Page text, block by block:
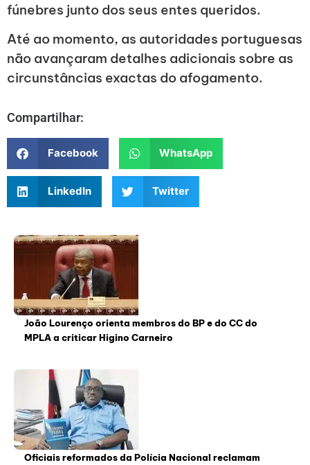
fúnebres junto dos seus entes queridos.
Até ao momento, as autoridades portuguesas
não avançaram detalhes adicionais sobre as
circunstâncias exactas do afogamento.
Compartilhar:
Facebook WhatsApp
LinkedIn Twitter
João Lourenço orienta membros do BP e do CC do
MPLA a criticar Higino Carneiro
Oficiais reformados da Polícia Nacional reclamam